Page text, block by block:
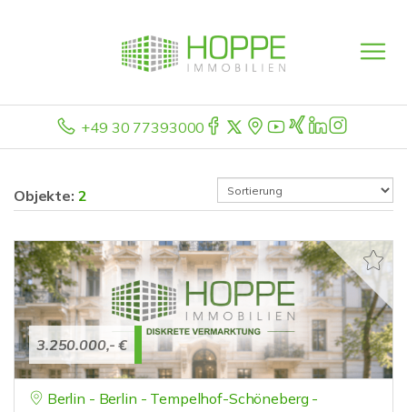
+49 30 77393000
Objekte: 2
3.250.000,- €
Berlin - Berlin - Tempelhof-Schöneberg -